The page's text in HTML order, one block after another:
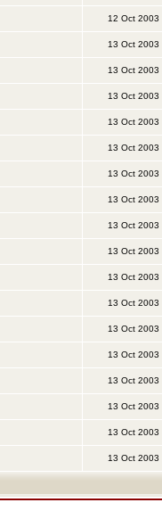
12 Oct 2003
13 Oct 2003
13 Oct 2003
13 Oct 2003
13 Oct 2003
13 Oct 2003
13 Oct 2003
13 Oct 2003
13 Oct 2003
13 Oct 2003
13 Oct 2003
13 Oct 2003
13 Oct 2003
13 Oct 2003
13 Oct 2003
13 Oct 2003
13 Oct 2003
13 Oct 2003